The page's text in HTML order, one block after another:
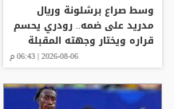
وسط صراع برشلونة وريال
مدريد على ضمه.. رودري يحسم
قراره ويختار وجهته المقبلة
2026-08-06 | 06:43 م